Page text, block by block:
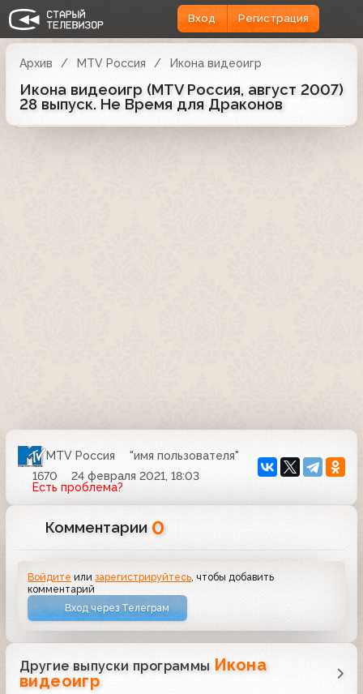
Вход Регистрация
Архив MTV Россия Икона видеоигр
Икона видеоигр (MTV Россия, август 2007)
28 выпуск. Не Время для Драконов
MTV Россия
"имя пользователя"
1670
24 февраля 2021, 18:03
Есть проблема?
Комментарии 0
Войдите илизарегистрируйтесь , чтобы добавить
комментарий
Вход через Телеграм
Другие выпуски программы Икона
видеоигр